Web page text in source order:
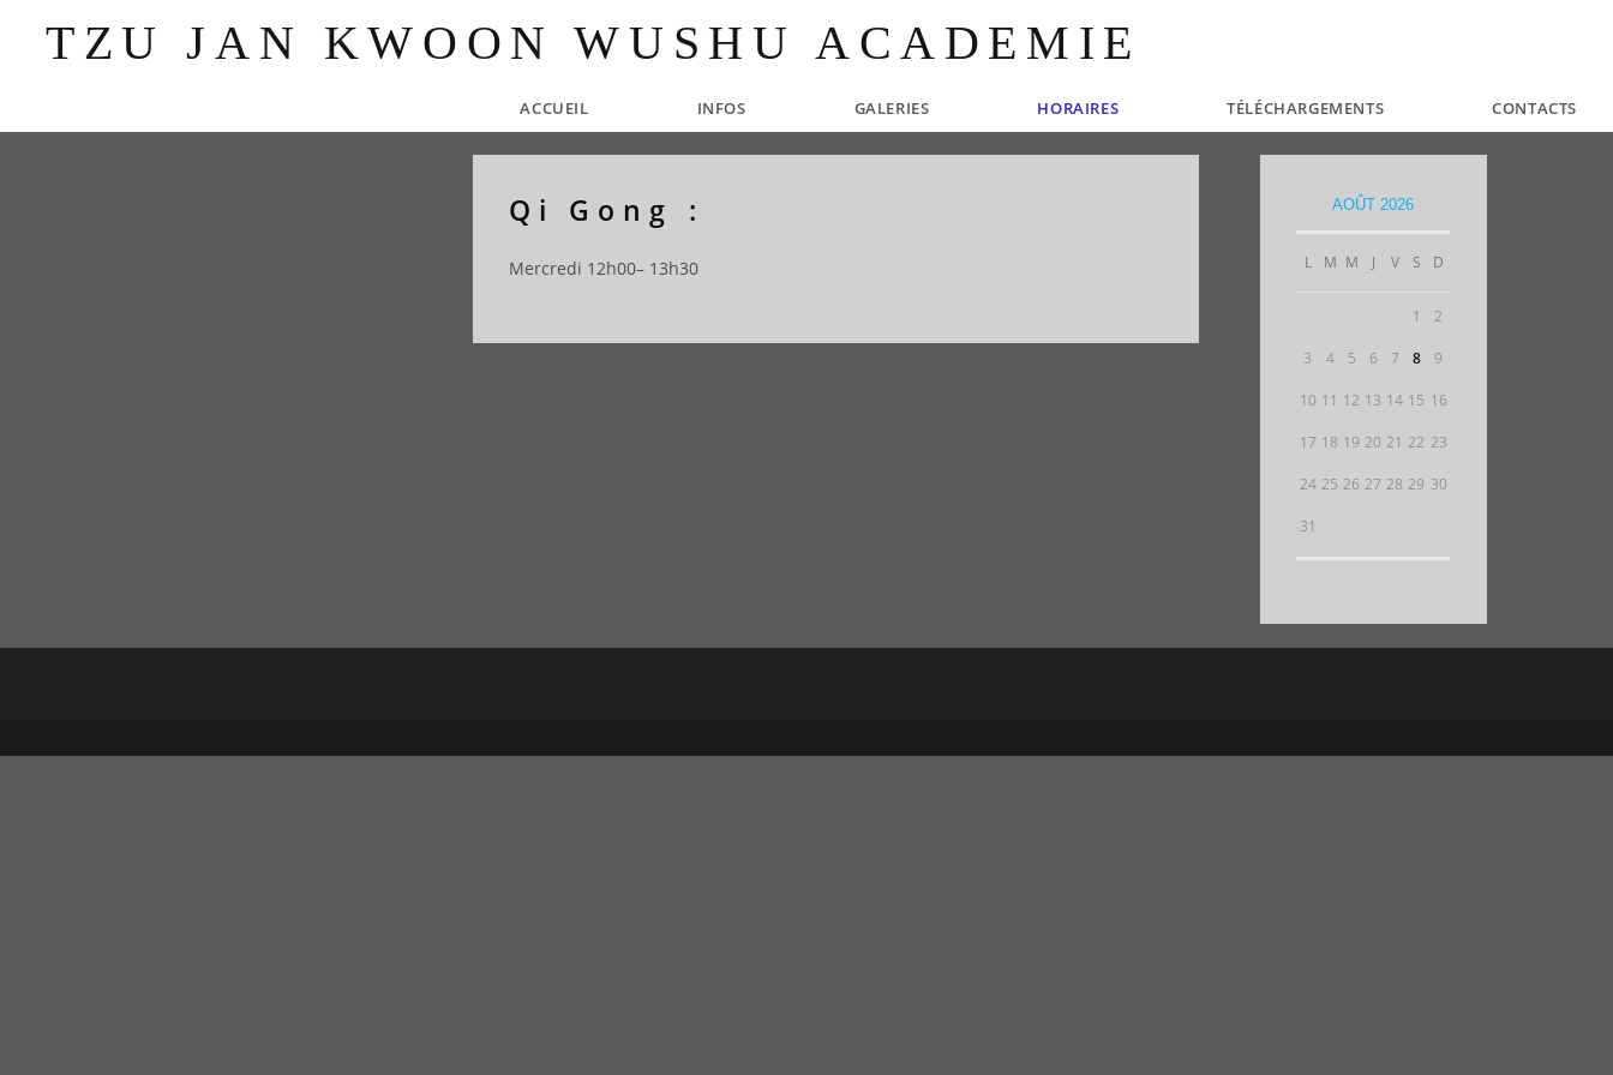
TZU JAN KWOON WUSHU ACADEMIE
ACCUEIL INFOS GALERIES HORAIRES TÉLÉCHARGEMENTS CONTACTS
Qi Gong :
Mercredi 12h00– 13h30
AOÛT 2026
L M M J V S D
1 2
3 4 5 6 7 8 9
10 11 12 13 14 15 16
17 18 19 20 21 22 23
24 25 26 27 28 29 30
31